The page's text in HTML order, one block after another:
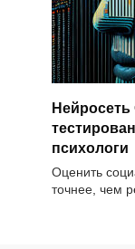
Нейросеть
психологи
Оценить
точнее, чем